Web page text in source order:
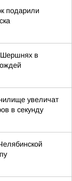
подарили
в
увеличат
в секунду